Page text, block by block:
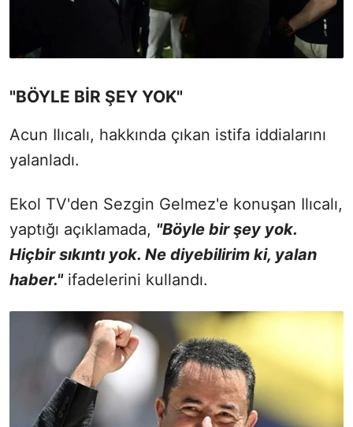
"BÖYLE BİR ŞEY YOK"
Acun Ilıcalı, hakkında çıkan istifa iddialarını
yalanladı.
Ekol TV'den Sezgin Gelmez'e konuşan Ilıcalı,
yaptığı açıklamada, "Böyle bir şey yok.
Hiçbir sıkıntı yok. Ne diyebilirim ki, yalan
haber."ifadelerini kullandı.